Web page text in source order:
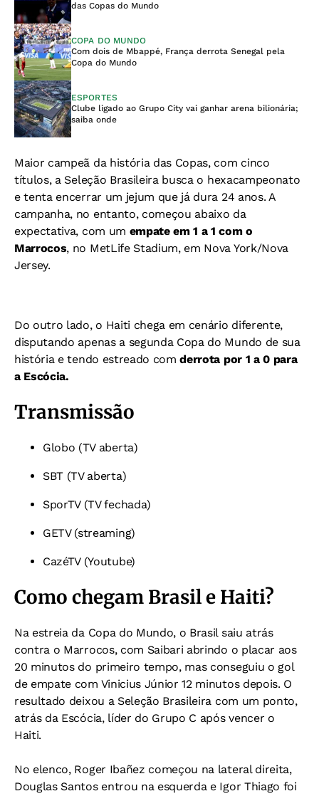
das Copas do Mundo
COPA DO MUNDO
Com dois de Mbappé, França derrota Senegal pela
Copa do Mundo
ESPORTES
Clube ligado ao Grupo City vai ganhar arena bilionária;
saiba onde
Maior campeã da história das Copas, com cinco
títulos, a Seleção Brasileira busca o hexacampeonato
e tenta encerrar um jejum que já dura 24 anos. A
campanha, no entanto, começou abaixo da
expectativa, com um empate em 1 a 1 com o
Marrocos, no MetLife Stadium, em Nova York/Nova
Jersey.
Do outro lado, o Haiti chega em cenário diferente,
disputando apenas a segunda Copa do Mundo de sua
história e tendo estreado comderrota por 1 a 0 para
a Escócia.
Transmissão
Globo (TV aberta)
SBT (TV aberta)
SporTV (TV fechada)
GETV (streaming)
CazéTV (Youtube)
Como chegam Brasil e Haiti?
Na estreia da Copa do Mundo, o Brasil saiu atrás
contra o Marrocos, com Saibari abrindo o placar aos
20 minutos do primeiro tempo, mas conseguiu o gol
de empate com Vinicius Júnior 12 minutos depois. O
resultado deixou a Seleção Brasileira com um ponto,
atrás da Escócia, líder do Grupo C após vencer o
Haiti.
No elenco, Roger Ibañez começou na lateral direita,
Douglas Santos entrou na esquerda e Igor Thiago foi